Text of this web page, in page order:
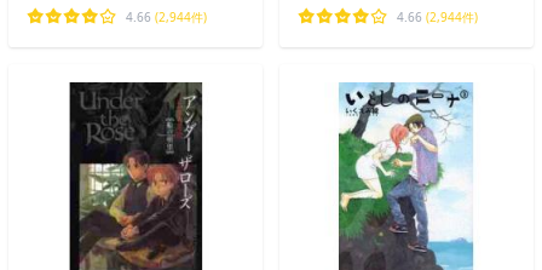
ン
4.66 (2,944件)
ン
4.66 (2,944件)